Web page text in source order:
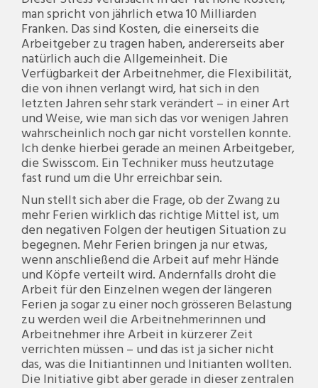
man spricht von jährlich etwa 10 Milliarden
Franken. Das sind Kosten, die einerseits die
Arbeitgeber zu tragen haben, andererseits aber
natürlich auch die Allgemeinheit. Die
Verfügbarkeit der Arbeitnehmer, die Flexibilität,
die von ihnen verlangt wird, hat sich in den
letzten Jahren sehr stark verändert – in einer Art
und Weise, wie man sich das vor wenigen Jahren
wahrscheinlich noch gar nicht vorstellen konnte.
Ich denke hierbei gerade an meinen Arbeitgeber,
die Swisscom. Ein Techniker muss heutzutage
fast rund um die Uhr erreichbar sein.
Nun stellt sich aber die Frage, ob der Zwang zu
mehr Ferien wirklich das richtige Mittel ist, um
den negativen Folgen der heutigen Situation zu
begegnen. Mehr Ferien bringen ja nur etwas,
wenn anschließend die Arbeit auf mehr Hände
und Köpfe verteilt wird. Andernfalls droht die
Arbeit für den Einzelnen wegen der längeren
Ferien ja sogar zu einer noch grösseren Belastung
zu werden weil die Arbeitnehmerinnen und
Arbeitnehmer ihre Arbeit in kürzerer Zeit
verrichten müssen – und das ist ja sicher nicht
das, was die Initiantinnen und Initianten wollten.
Die Initiative gibt aber gerade in dieser zentralen